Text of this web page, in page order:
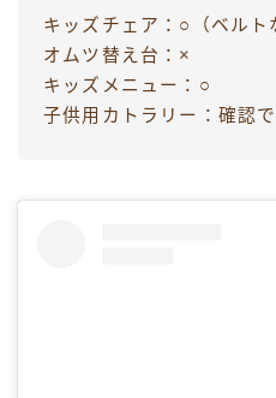
キッズチェア：○（ベルト
オムツ替え台：×
キッズメニュー：○
子供用カトラリー：確認